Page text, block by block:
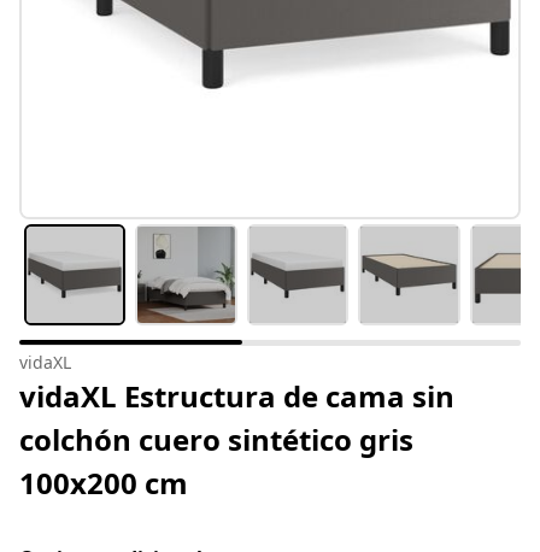
vidaXL
vidaXL Estructura de cama sin
colchón cuero sintético gris
100x200 cm